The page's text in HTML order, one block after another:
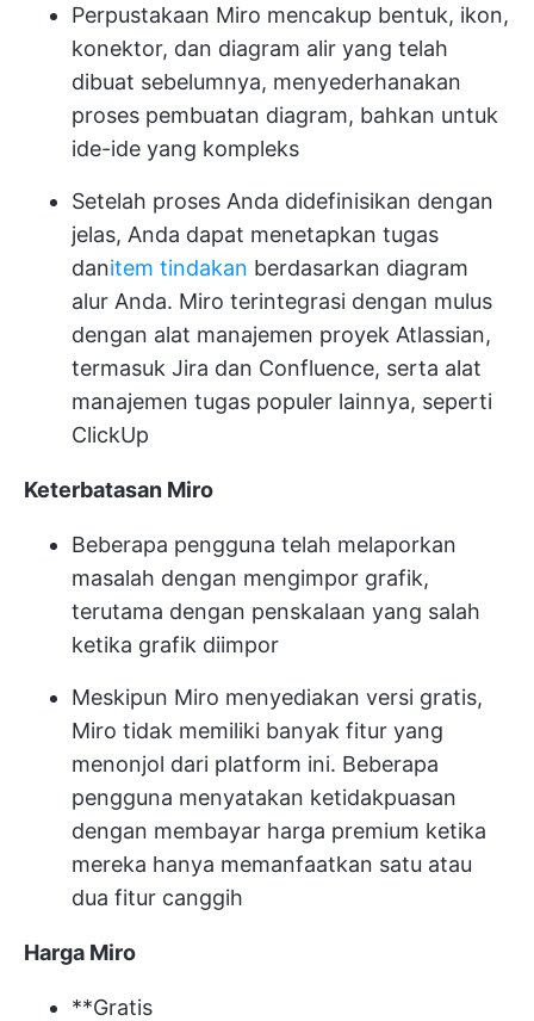
Perpustakaan Miro mencakup bentuk, ikon,
konektor, dan diagram alir yang telah
dibuat sebelumnya, menyederhanakan
proses pembuatan diagram, bahkan untuk
ide-ide yang kompleks
Setelah proses Anda didefinisikan dengan
jelas, Anda dapat menetapkan tugas
danitem tindakan berdasarkan diagram
alur Anda. Miro terintegrasi dengan mulus
dengan alat manajemen proyek Atlassian,
termasuk Jira dan Confluence, serta alat
manajemen tugas populer lainnya, seperti
ClickUp
Keterbatasan Miro
Beberapa pengguna telah melaporkan
masalah dengan mengimpor grafik,
terutama dengan penskalaan yang salah
ketika grafik diimpor
Meskipun Miro menyediakan versi gratis,
Miro tidak memiliki banyak fitur yang
menonjol dari platform ini. Beberapa
pengguna menyatakan ketidakpuasan
dengan membayar harga premium ketika
mereka hanya memanfaatkan satu atau
dua fitur canggih
Harga Miro
**Gratis